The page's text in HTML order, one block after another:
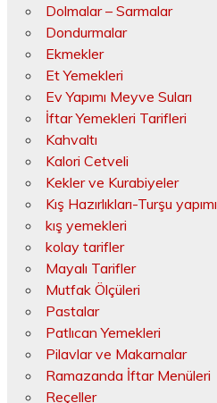
Dolmalar – Sarmalar
Dondurmalar
Ekmekler
Et Yemekleri
Ev Yapımı Meyve Suları
İftar Yemekleri Tarifleri
Kahvaltı
Kalori Cetveli
Kekler ve Kurabiyeler
Kış Hazırlıkları-Turşu yapımı
kış yemekleri
kolay tarifler
Mayalı Tarifler
Mutfak Ölçüleri
Pastalar
Patlıcan Yemekleri
Pilavlar ve Makarnalar
Ramazanda İftar Menüleri
Reçeller